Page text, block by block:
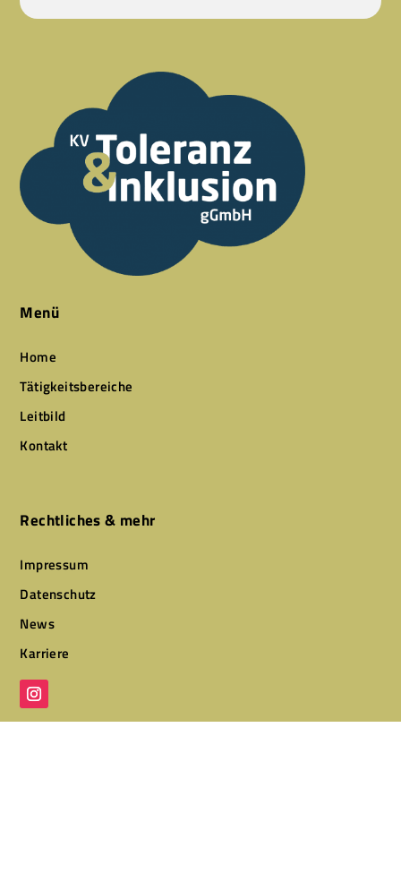
Menü
Home
Tätigkeitsbereiche
Leitbild
Kontakt
Rechtliches & mehr
Impressum
Datenschutz
News
Karriere